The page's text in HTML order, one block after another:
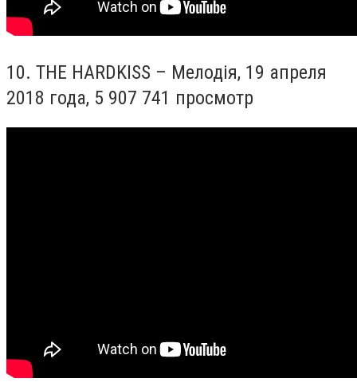
10. THE HARDKISS – Мелодія, 19 апреля
2018 года, 5 907 741 просмотр